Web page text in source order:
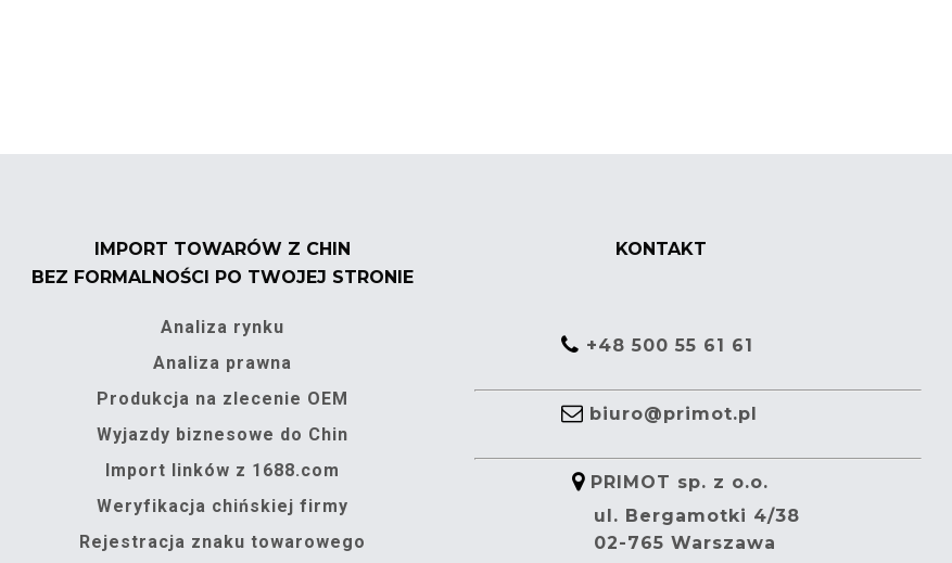
IMPORT TOWARÓW Z CHIN
BEZ FORMALNOŚCI PO TWOJEJ STRONIE
Analiza rynku
Analiza prawna
Produkcja na zlecenie OEM
Wyjazdy biznesowe do Chin
Import linków z 1688.com
Weryfikacja chińskiej firmy
Rejestracja znaku towarowego
KONTAKT
+48 500 55 61 61
biuro@primot.pl
PRIMOT sp. z o.o.
ul. Bergamotki 4/38
02-765 Warszawa